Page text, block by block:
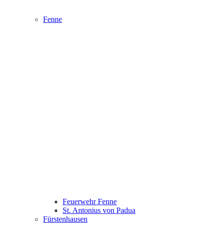
Fenne
Feuerwehr Fenne
St. Antonius von Padua
Fürstenhausen